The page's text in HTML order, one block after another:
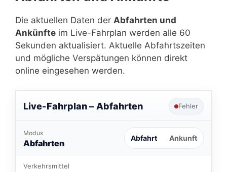
Die aktuellen Daten der Abfahrten und
Ankünfte im Live-Fahrplan werden alle 60
Sekunden aktualisiert. Aktuelle Abfahrtszeiten
und mögliche Verspätungen können direkt
online eingesehen werden.
Live-Fahrplan – Abfahrten Fehler
Modus
Abfahrten Abfahrt Ankunft
Verkehrsmittel